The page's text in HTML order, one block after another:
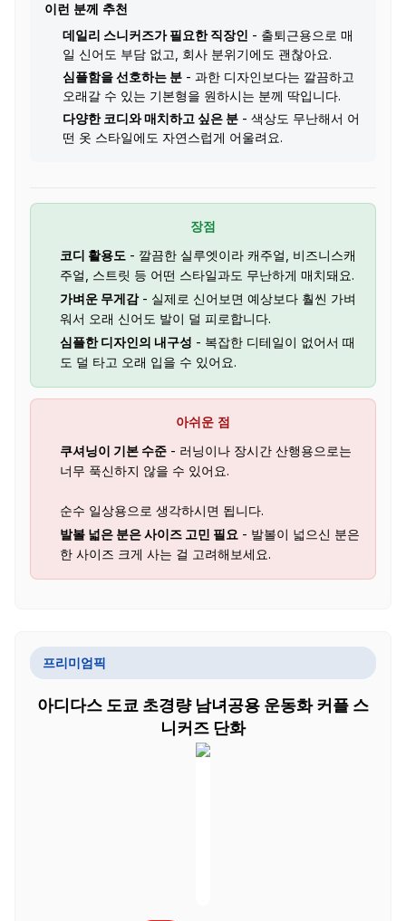
이런 분께 추천
데일리 스니커즈가 필요한 직장인
- 출퇴근용으로 매
일 신어도 부담 없고, 회사 분위기에도 괜찮아요.
심플함을 선호하는 분 - 과한 디자인보다는 깔끔하고
오래갈 수 있는 기본형을 원하시는 분께 딱입니다.
다양한 코디와 매치하고 싶은 분 - 색상도 무난해서 어
떤 옷 스타일에도 자연스럽게 어울려요.
장점
코디 활용도 - 깔끔한 실루엣이라 캐주얼, 비즈니스캐
주얼, 스트릿 등 어떤 스타일과도 무난하게 매치돼요.
가벼운 무게감- 실제로 신어보면 예상보다 훨씬 가벼
워서 오래 신어도 발이 덜 피로합니다.
심플한 디자인의 내구성 - 복잡한 디테일이 없어서 때
도 덜 타고 오래 입을 수 있어요.
아쉬운 점
쿠셔닝이 기본 수준 - 러닝이나 장시간 산행용으로는
너무 푹신하지 않을 수 있어요.
순수 일상용으로 생각하시면 됩니다.
발볼 넓은 분은 사이즈 고민 필요 - 발볼이 넓으신 분은
한 사이즈 크게 사는 걸 고려해보세요.
프리미엄픽
아디다스 도쿄 초경량 남녀공용 운동화 커플 스
니커즈 단화